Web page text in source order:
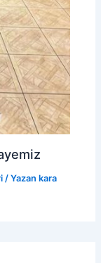
/ Yazan kara